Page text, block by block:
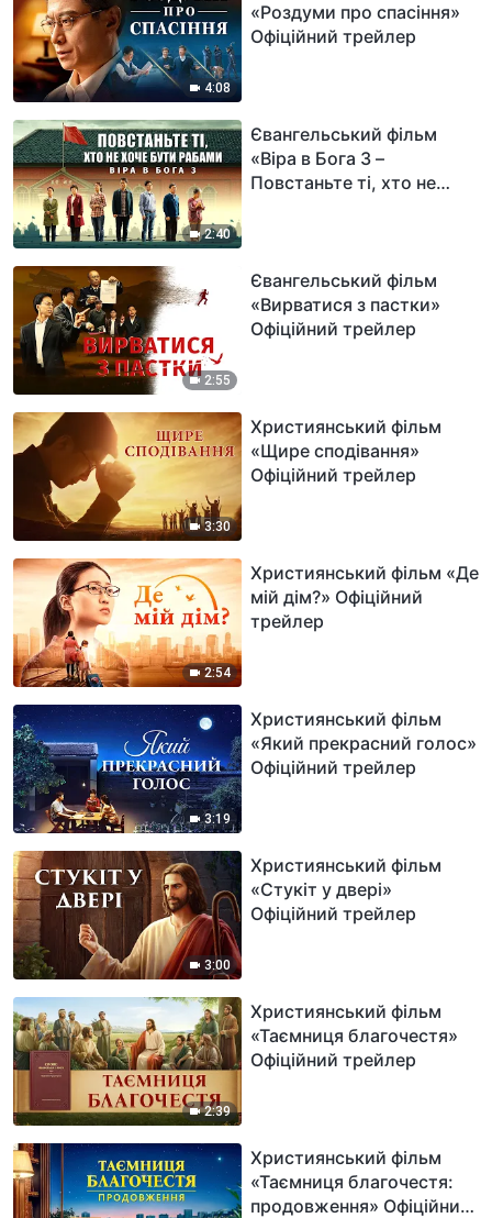
4:08
«Роздуми про спасіння»
Офіційний трейлер
2:40
Євангельський фільм
«Віра в Бога 3 –
Повстаньте ті, хто не
2:55
Євангельський фільм
«Вирватися з пастки»
Офіційний трейлер
3:30
Християнський фільм
«Щире сподівання»
Офіційний трейлер
2:54
Християнський фільм «Де
мій дім?» Офіційний
трейлер
3:19
Християнський фільм
«Який прекрасний голос»
Офіційний трейлер
3:00
Християнський фільм
«Стукіт у двері»
Офіційний трейлер
2:39
Християнський фільм
«Таємниця благочестя»
Офіційний трейлер
Християнський фільм
«Таємниця благочестя:
продовження» Офіційний